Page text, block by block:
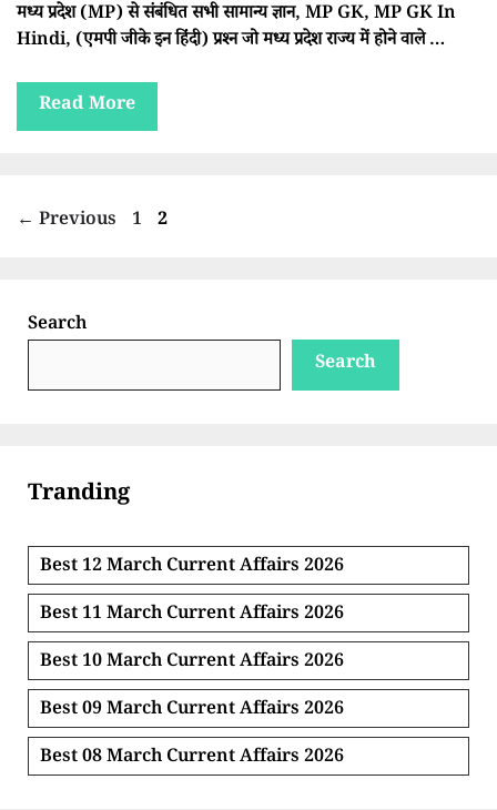
मध्य प्रदेश (MP) से संबंधित सभी सामान्य ज्ञान, MP GK, MP GK In
Hindi, (एमपी जीके इन हिंदी) प्रश्न जो मध्य प्रदेश राज्य में होने वाले …
Read More
← Previous Page
1 Page
2
Search
Search
Tranding
Best 12 March Current Affairs 2026
Best 11 March Current Affairs 2026
Best 10 March Current Affairs 2026
Best 09 March Current Affairs 2026
Best 08 March Current Affairs 2026